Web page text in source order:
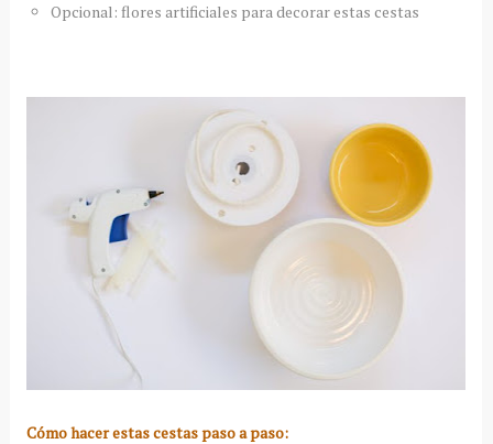
Opcional: flores artificiales para decorar estas cestas
Cómo hacer estas cestas paso a paso: